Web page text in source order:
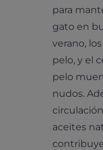
para
gato en
verano,
pelo, y el
pelo
nudos.
aceites